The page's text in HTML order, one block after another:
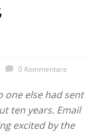
0 Kommentare
one else had sent
ten years. Email
excited by the